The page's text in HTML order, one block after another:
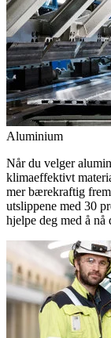
Aluminium
Når du velger
klimaeffektivt
mer bærekraftig
utslippene med 30
hjelpe deg med å nå